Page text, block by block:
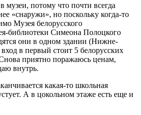
музеи, потому что почти всегда
«снаружи», но поскольку когда-то
Музея белорусского
библиотеки Симеона Полоцкого
они в одном здании (Нижне-
в первый стоит 5 белорусских
приятно поражаюсь ценам,
внутрь.
какая-то школьная
А в цокольном этаже есть еще и